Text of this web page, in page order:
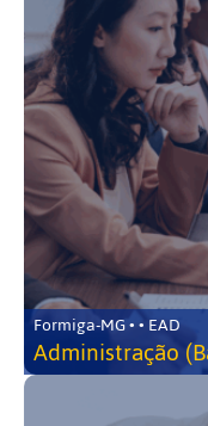
Formiga-MG • • EAD
Administração